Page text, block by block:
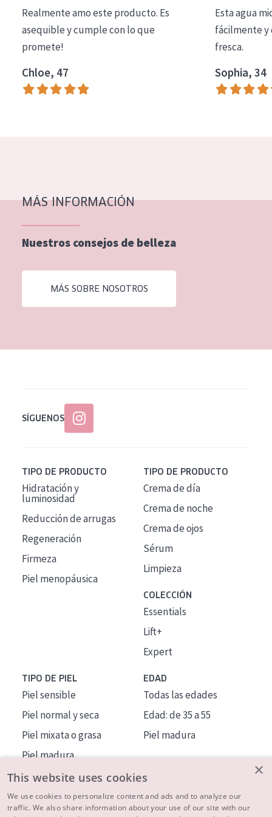
EDAD
Todas las edades
Piel madura
Realmente amo este producto. Es
asequible y cumple con lo que
promete!
Chloe, 47
Esta agua
fácilmente y
fresca.
Sophia, 34
MÁS INFORMACIÓN
Nuestros consejos de belleza
MÁS SOBRE NOSOTROS
SÍGUENOS
TIPO DE PRODUCTO
Hidratación y
luminosidad
Reducción de arrugas
Regeneración
Firmeza
Piel menopáusica
TIPO DE PRODUCTO
Crema de día
Crema de noche
Crema de ojos
Sérum
Limpieza
COLECCIÓN
Essentials
Lift+
Expert
TIPO DE PIEL
Piel sensible
Piel normal y seca
Piel mixata o grasa
Piel madura
Piel expuesta al sol
Piel menopáusica
EDAD
Todas las edades
Edad: de 35 a 55
Piel madura
×
This website uses cookies
We use cookies to personalize content and ads and to analyze our
traffic. We also share information about your use of our site with our